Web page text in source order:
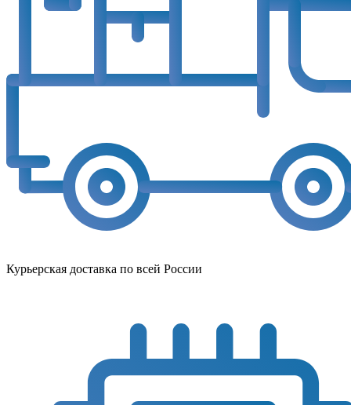
Курьерская доставка по всей России